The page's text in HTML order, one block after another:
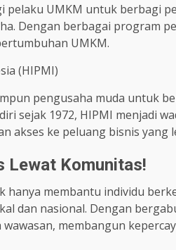
pelaku UMKM untuk berbagi
Dengan berbagai program
UMKM.
(HIPMI)
pengusaha muda untuk
sejak 1972, HIPMI menjadi
akses ke peluang bisnis yang
Lewat Komunitas!
hanya membantu individu
dan nasional. Dengan
membangun